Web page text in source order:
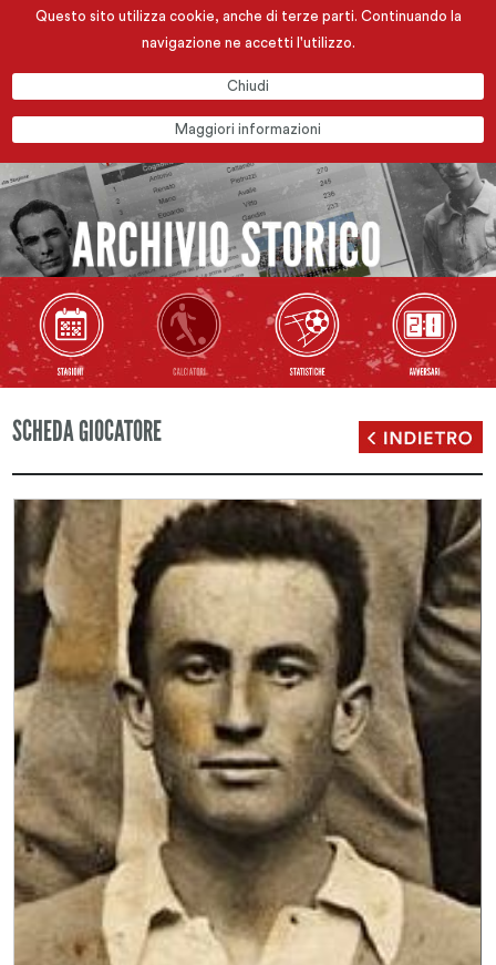
Questo sito utilizza cookie, anche di terze parti. Continuando la
navigazione ne accetti l'utilizzo.
Chiudi
Maggiori informazioni
SCHEDA GIOCATORE